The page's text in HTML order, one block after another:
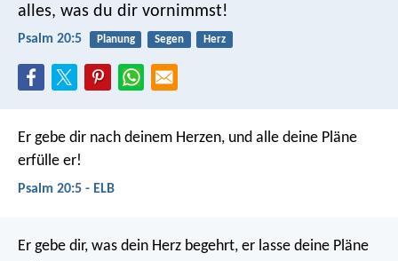
alles, was du dir vornimmst!
Psalm 20:5 Planung Segen Herz
Er gebe dir nach deinem Herzen, und alle deine Pläne
erfülle er!
Psalm 20:5 - ELB
Er gebe dir, was dein Herz begehrt, er lasse deine Pläne